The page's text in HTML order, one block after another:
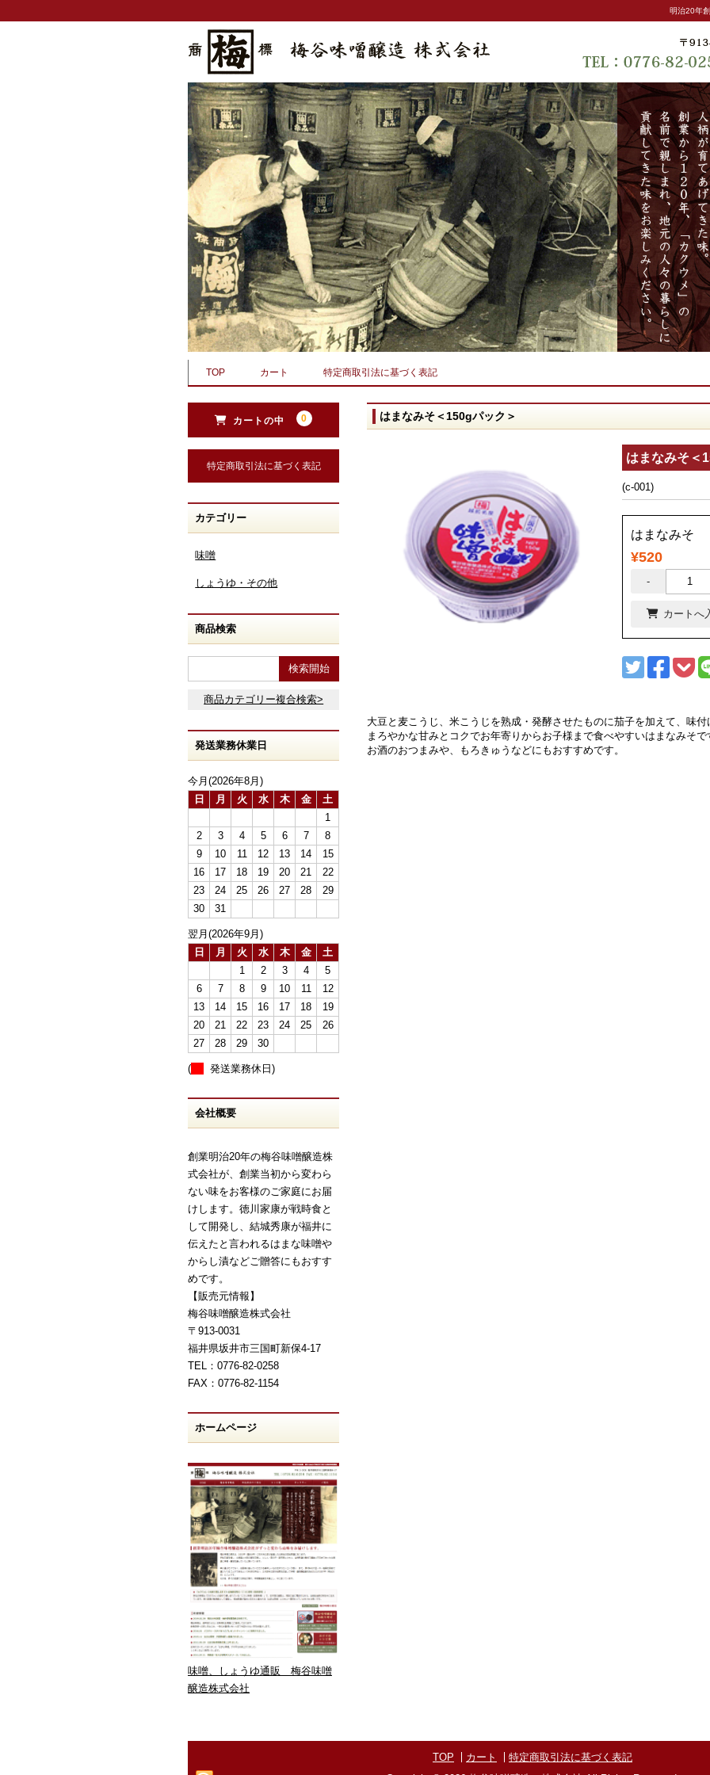
明治20年
TOP カート 特定商取引法に基づく表記
はまなみそ＜150gパック＞
はまなみそ＜
(c-001)
はまなみそ
¥520
大豆と麦こうじ、米こうじを熟成・発酵させたものに茄子を加えて、味付
まろやかな甘みとコクでお年寄りからお子様まで食べやすいはまなみそで
お酒のおつまみや、もろきゅうなどにもおすすめです。
カートの中 0
特定商取引法に基づく表記
カテゴリー
味噌
しょうゆ・その他
商品検索
商品カテゴリー複合検索>
発送業務休業日
今月(2026年8月)
日
月 火 水 木 金
土
1
2
3 4 5 6 7
8
9
10 11 12 13 14
15
16
17 18 19 20 21
22
23
24 25 26 27 28
29
30
31
翌月(2026年9月)
日
月 火 水 木 金
土
1
2 3 4
5
6
7 8 9 10 11
12
13
14 15 16 17 18
19
20
21 22 23 24 25
26
27
28 29 30
( 発送業務休日)
会社概要
創業明治20年の梅谷味噌醸造株
式会社が、創業当初から変わら
ない味をお客様のご家庭にお届
けします。徳川家康が戦時食と
して開発し、結城秀康が福井に
伝えたと言われるはまな味噌や
からし漬などご贈答にもおすす
めです。
【販売元情報】
梅谷味噌醸造株式会社
〒913-0031
福井県坂井市三国町新保4-17
TEL：0776-82-0258
FAX：0776-82-1154
ホームページ
味噌、しょうゆ通販 梅谷味噌
醸造株式会社
TOP カート
特定商取引法に基づく表記